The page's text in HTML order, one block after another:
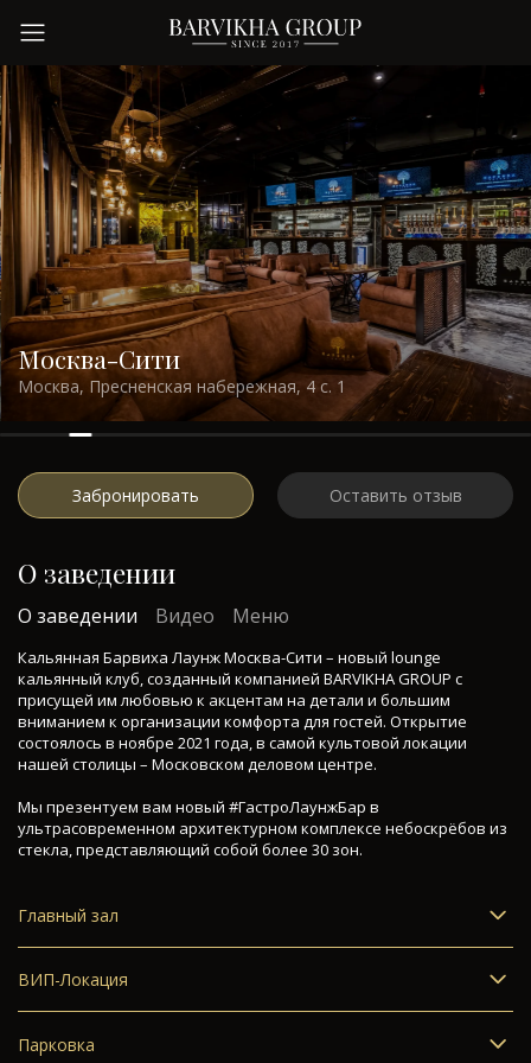
Заведения О нас Преимущества Контакты
Москва-Сити
Москва, Пресненская набережная, 4 с. 1
Забронировать Оставить отзыв
О заведении
О заведении Видео Меню
Кальянная Барвиха Лаунж Москва-Сити – новый lounge
кальянный клуб, созданный компанией BARVIKHA GROUP с
присущей им любовью к акцентам на детали и большим
вниманием к организации комфорта для гостей. Открытие
состоялось в ноябре 2021 года, в самой культовой локации
нашей столицы – Московском деловом центре.
Мы презентуем вам новый #ГастроЛаунжБар в
ультрасовременном архитектурном комплексе небоскрёбов из
стекла, представляющий собой более 30 зон.
Главный зал
Главный зал имеет отличительные элементы именно наших
мебель и прекрасные картины, полюбившиеся гостям. Для
проведения мероприятий сконструирована сцена. Живой звук –
изюминка кальянной рядом с метро Деловой центр.
ВИП-Локация
ВИП-локация. Мы знаем, как важно в наши дни иметь
зон являются вип-комнатами, оборудованными игровыми
Парковка